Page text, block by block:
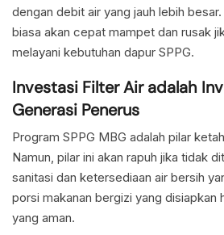
dengan debit air yang jauh lebih
biasa akan cepat mampet dan rusak
melayani kebutuhan dapur SPPG.
Investasi Filter Air adalah
Generasi Penerus
Program SPPG MBG adalah pilar
Namun, pilar ini akan rapuh jika tidak
sanitasi dan ketersediaan air bersih
porsi makanan bergizi yang disiapkan
yang aman.